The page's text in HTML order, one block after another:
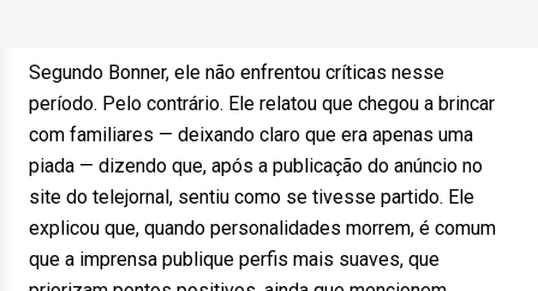
Segundo Bonner, ele não enfrentou críticas nesse
período. Pelo contrário. Ele relatou que chegou a brincar
com familiares — deixando claro que era apenas uma
piada — dizendo que, após a publicação do anúncio no
site do telejornal, sentiu como se tivesse partido. Ele
explicou que, quando personalidades morrem, é comum
que a imprensa publique perfis mais suaves, que